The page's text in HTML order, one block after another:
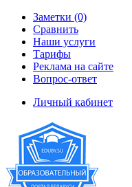
Заметки (0)
Сравнить
Наши услуги
Тарифы
Реклама на сайте
Вопрос-ответ
Личный кабинет